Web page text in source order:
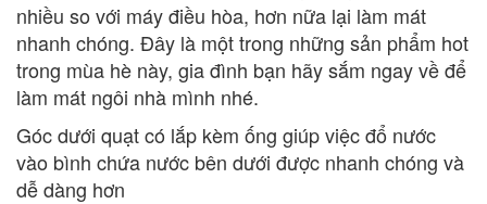
nhiều so với máy điều hòa, hơn nữa lại làm mát
nhanh chóng. Đây là một trong những sản phẩm hot
trong mùa hè này, gia đình bạn hãy sắm ngay về để
làm mát ngôi nhà mình nhé.
Góc dưới quạt có lắp kèm ống giúp việc đổ nước
vào bình chứa nước bên dưới được nhanh chóng và
dễ dàng hơn